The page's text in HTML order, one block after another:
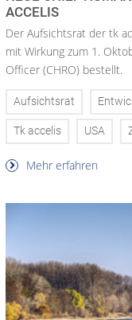
ACCELIS
Der Aufsichtsrat der tk
mit Wirkung zum 1.
Officer (CHRO) bestellt.
Aufsichtsrat
Tk accelis USA
Mehr erfahren